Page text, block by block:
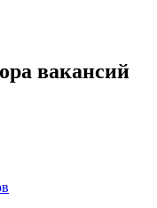
вакансий